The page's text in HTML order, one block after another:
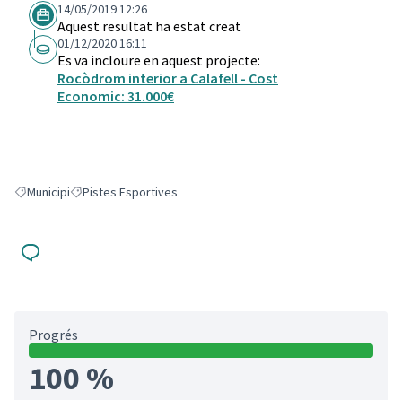
14/05/2019 12:26
Aquest resultat ha estat creat
01/12/2020 16:11
Es va incloure en aquest projecte:
Rocòdrom interior a Calafell - Cost
Economic: 31.000€
Resultats en filtrar per: Municipi
MunicipiResultats en filtrar per: Pistes Esportives
Pistes Esportives
Progrés
100 %